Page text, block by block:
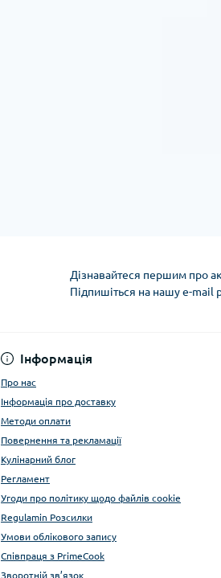
Дізнавайтеся першим про
Підпишіться на нашу e-mail
Інформація
Про нас
Інформація про доставку
Методи оплати
Повернення та рекламації
Кулінарний блог
Регламент
Угоди про політику щодо файлів cookie
Regulamin Розсилки
Умови облікового запису
Співпраця з PrimeCook
Зворотній зв’язок